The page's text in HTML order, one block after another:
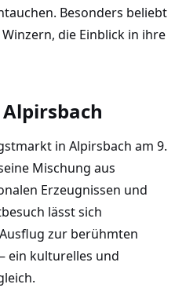
Besonders beliebt
die Einblick in ihre
in Alpirsbach am 9.
Mischung aus
Erzeugnissen und
lässt sich
zur berühmten
ein kulturelles und